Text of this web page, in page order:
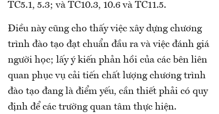
TC5.1, 5.3; và TC10.3, 10.6 và TC11.5.
Điều này cũng cho thấy việc xây dựng chương
trình đào tạo đạt chuẩn đầu ra và việc đánh giá
người học; lấy ý kiến phản hồi của các bên liên
quan phục vụ cải tiến chất lượng chương trình
đào tạo đang là điểm yếu, cần thiết phải có quy
định để các trường quan tâm thực hiện.